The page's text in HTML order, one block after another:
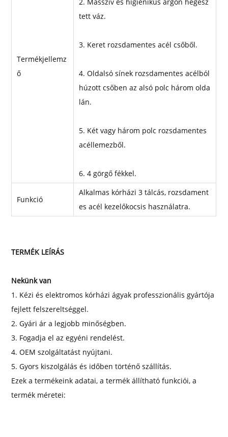
Termékjellemz
ő
tett váz.
3. Keret rozsdamentes acél csőből.
4. Oldalsó sínek rozsdamentes acélból
húzott csőben az alsó polc három olda
lán.
5. Két vagy három polc rozsdamentes
acéllemezből.
6. 4 görgő fékkel.
Funkció
Alkalmas kórházi 3 tálcás, rozsdament
es acél kezelőkocsis használatra.
TERMÉK LEÍRÁS
Nekünk van
1. Kézi és elektromos kórházi ágyak professzionális gyártója
fejlett felszereltséggel.
2. Gyári ár a legjobb minőségben.
3. Fogadja el az egyéni rendelést.
4. OEM szolgáltatást nyújtani.
5. Gyors kiszolgálás és időben történő szállítás.
Ezek a termékeink adatai, a termék állítható funkciói, a
termék méretei: